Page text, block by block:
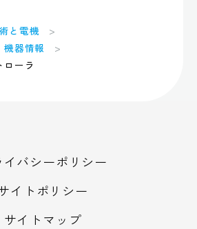
と電機
器情報
ローラ
イバシーポリシー
イトポリシー
サイトマップ